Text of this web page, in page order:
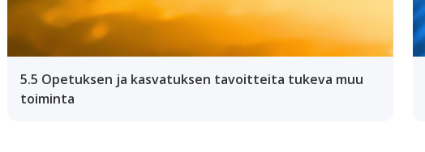
5.5 Opetuksen ja kasvatuksen tavoitteita tukeva muu
toiminta